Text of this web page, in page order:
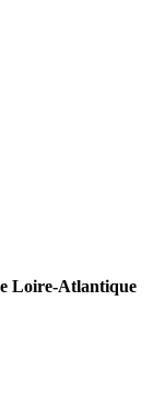
Loire-Atlantique